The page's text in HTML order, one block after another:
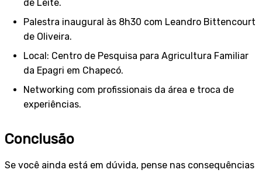
de Leite.
Palestra inaugural às 8h30 com Leandro Bittencourt
de Oliveira.
Local: Centro de Pesquisa para Agricultura Familiar
da Epagri em Chapecó.
Networking com profissionais da área e troca de
experiências.
Conclusão
Se você ainda está em dúvida, pense nas consequências